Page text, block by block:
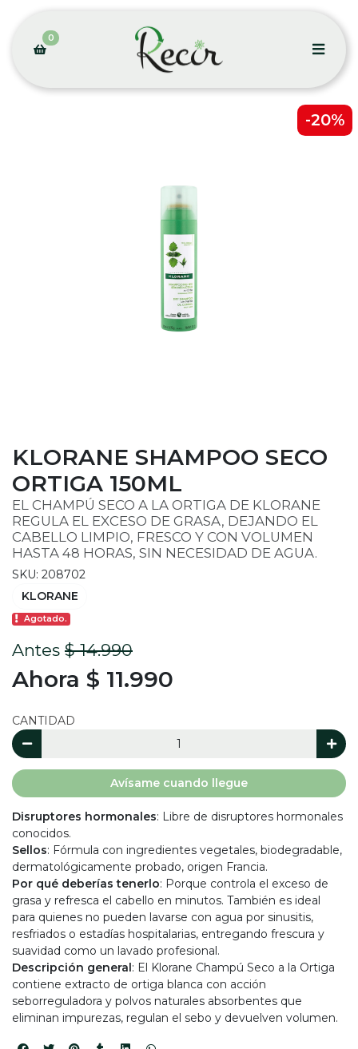
0
-20%
KLORANE SHAMPOO SECO
ORTIGA 150ML
EL CHAMPÚ SECO A LA ORTIGA DE KLORANE
REGULA EL EXCESO DE GRASA, DEJANDO EL
CABELLO LIMPIO, FRESCO Y CON VOLUMEN
HASTA 48 HORAS, SIN NECESIDAD DE AGUA.
SKU: 208702
KLORANE
Agotado.
Antes $ 14.990
Ahora $ 11.990
CANTIDAD
Avísame cuando llegue
Disruptores hormonales: Libre de disruptores hormonales
conocidos.
Sellos: Fórmula con ingredientes vegetales, biodegradable,
dermatológicamente probado, origen Francia.
Por qué deberías tenerlo: Porque controla el exceso de
grasa y refresca el cabello en minutos. También es ideal
para quienes no pueden lavarse con agua por sinusitis,
resfriados o estadías hospitalarias, entregando frescura y
suavidad como un lavado profesional.
Descripción general: El Klorane Champú Seco a la Ortiga
contiene extracto de ortiga blanca con acción
seborreguladora y polvos naturales absorbentes que
eliminan impurezas, regulan el sebo y devuelven volumen.